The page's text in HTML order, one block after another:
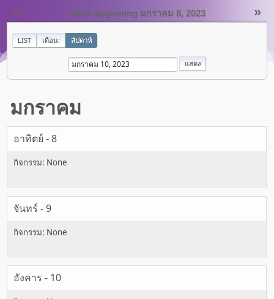
« »
Week beginning มกราคม 8, 2023
LIST เดือน: สัปดาห์
มกราคม
อาทิตย์ - 8
จันทร์ - 9
อังคาร - 10